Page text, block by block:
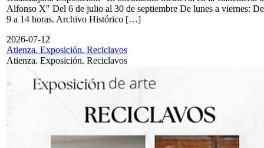
Alfonso X" Del 6 de julio al 30 de septiembre De lunes a viernes: De
9 a 14 horas. Archivo Histórico […]
2026-07-12
Atienza. Exposición. Reciclavos
Atienza. Exposición. Reciclavos